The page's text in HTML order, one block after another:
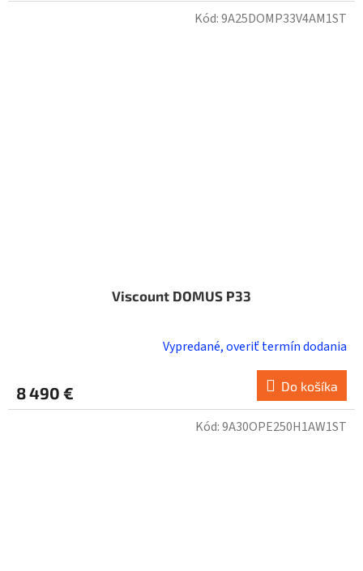
Viscount DOMUS P33
Vypredané, overiť termín dodania
8 490 € Do košíka
Kód:9A25DOMP33V4AM1ST
Kód:9A30OPE250H1AW1ST